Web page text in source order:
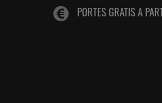
PORTES GRATIS A